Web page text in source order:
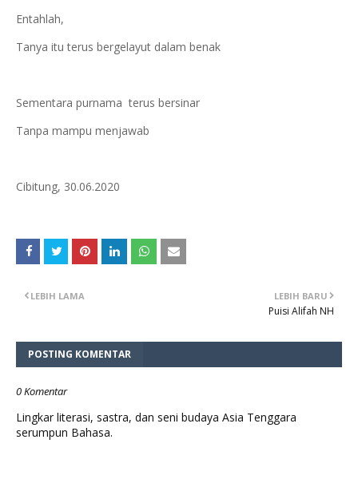
Entahlah,
Tanya itu terus bergelayut dalam benak
Sementara purnama terus bersinar
Tanpa mampu menjawab
Cibitung, 30.06.2020
LEBIH BARU
Puisi Alifah NH
LEBIH LAMA
POSTING KOMENTAR
0 Komentar
Lingkar literasi, sastra, dan seni budaya Asia Tenggara
serumpun Bahasa.